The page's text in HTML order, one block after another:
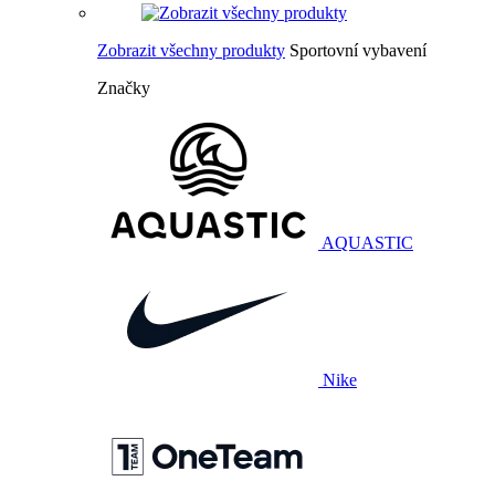
Zobrazit všechny produkty Sportovní vybavení
Značky
AQUASTIC
Nike